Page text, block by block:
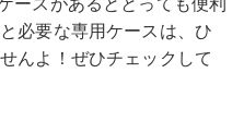
必要な専用ケースは、ひ
んよ！ぜひチェックして